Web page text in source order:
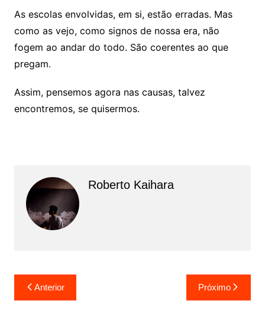
As escolas envolvidas, em si, estão erradas. Mas
como as vejo, como signos de nossa era, não
fogem ao andar do todo. São coerentes ao que
pregam.
Assim, pensemos agora nas causas, talvez
encontremos, se quisermos.
Roberto Kaihara
a
Anterior Próximo